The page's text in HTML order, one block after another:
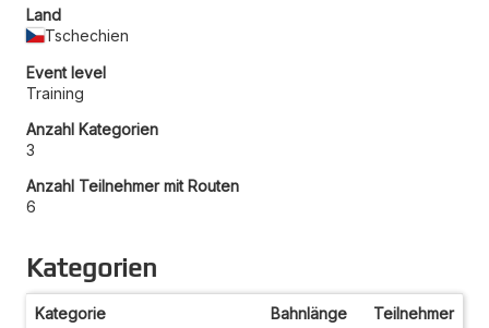
Land
Tschechien
Event level
Training
Anzahl Kategorien
3
Anzahl Teilnehmer mit Routen
6
Kategorien
Kategorie Bahnlänge Teilnehmer